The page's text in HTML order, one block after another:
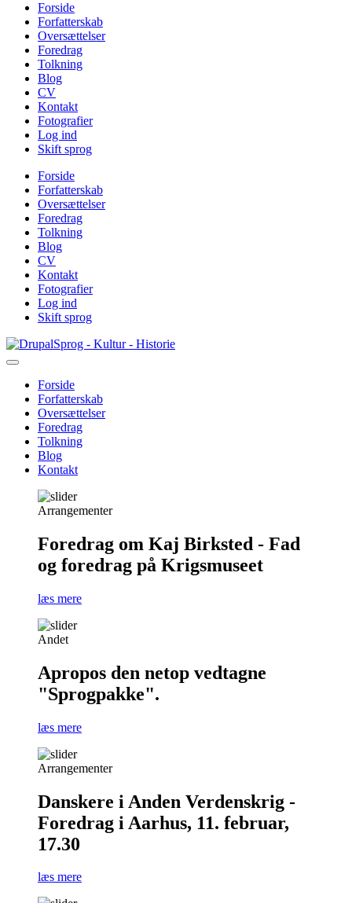
Forside
Forfatterskab
Oversættelser
Foredrag
Tolkning
Blog
CV
Kontakt
Fotografier
Log ind
Skift sprog
Forside
Forfatterskab
Oversættelser
Foredrag
Tolkning
Blog
CV
Kontakt
Fotografier
Log ind
Skift sprog
Gå
til
Sprog - Kultur - Historie
Primær
navigation
Forside
Forfatterskab
Oversættelser
Foredrag
Tolkning
Blog
Kontakt
Arrangementer
Foredrag om Kaj Birksted - Fad
og foredrag på Krigsmuseet
læs mere
Andet
Apropos den netop vedtagne
"Sprogpakke".
læs mere
Arrangementer
Danskere i Anden Verdenskrig -
Foredrag i Aarhus, 11. februar,
17.30
læs mere